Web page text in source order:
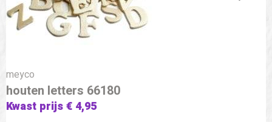
meyco
houten letters 66180
Kwast prijs € 4,95